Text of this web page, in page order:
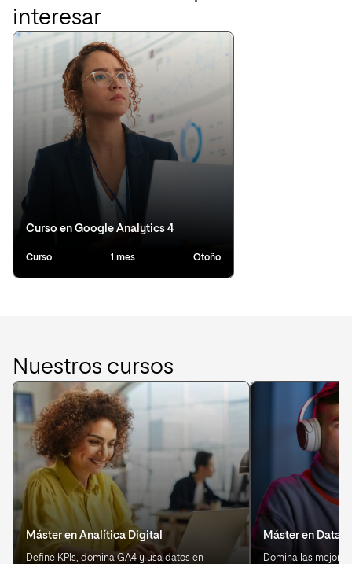
interesar
Curso en Google Analytics 4
Curso 1 mes Otoño
Nuestros cursos
Máster en Analítica Digital
Define KPIs, domina GA4 y usa datos en
Máster en Data
Domina las